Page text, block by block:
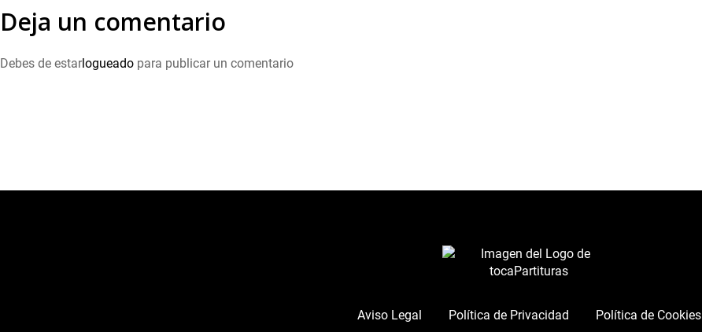
Deja un comentario
Debes de estarlogueado para publicar un comentario
Aviso Legal Política de Privacidad Política de Cookies